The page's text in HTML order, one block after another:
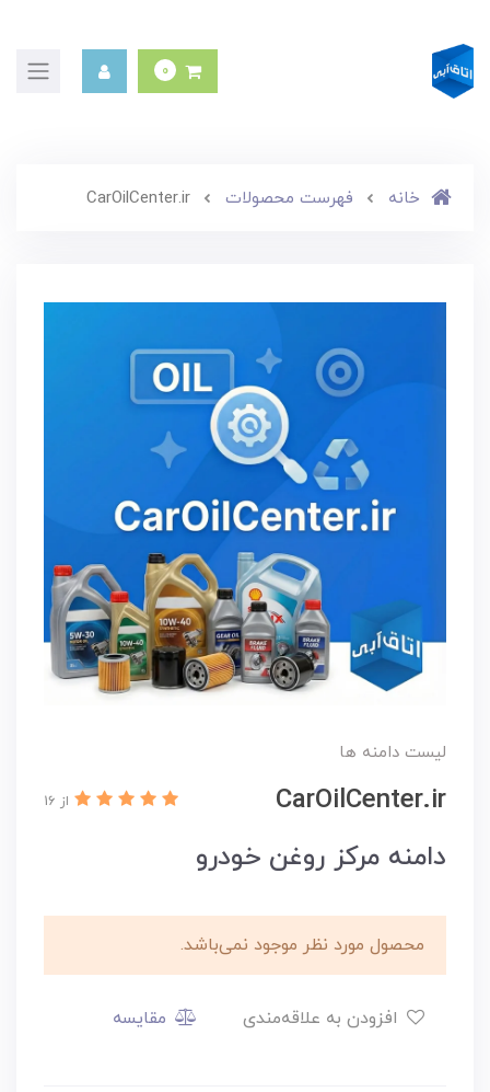
0
خانه فهرست محصولات CarOilCenter.ir
لیست دامنه ها
CarOilCenter.ir از 16
دامنه مرکز روغن خودرو
محصول مورد نظر موجود نمی‌باشد.
مقایسه